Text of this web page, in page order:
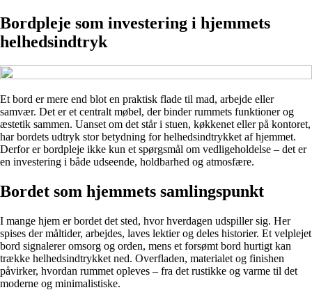
Bordpleje som investering i hjemmets
helhedsindtryk
Et bord er mere end blot en praktisk flade til mad, arbejde eller
samvær. Det er et centralt møbel, der binder rummets funktioner og
æstetik sammen. Uanset om det står i stuen, køkkenet eller på kontoret,
har bordets udtryk stor betydning for helhedsindtrykket af hjemmet.
Derfor er bordpleje ikke kun et spørgsmål om vedligeholdelse – det er
en investering i både udseende, holdbarhed og atmosfære.
Bordet som hjemmets samlingspunkt
I mange hjem er bordet det sted, hvor hverdagen udspiller sig. Her
spises der måltider, arbejdes, laves lektier og deles historier. Et velplejet
bord signalerer omsorg og orden, mens et forsømt bord hurtigt kan
trække helhedsindtrykket ned. Overfladen, materialet og finishen
påvirker, hvordan rummet opleves – fra det rustikke og varme til det
moderne og minimalistiske.